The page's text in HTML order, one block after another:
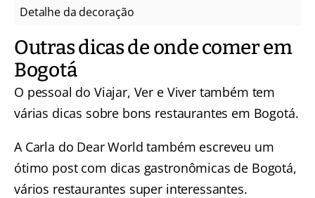
Detalhe da decoração
Outras dicas de onde comer em
Bogotá
O pessoal do Viajar, Ver e Viver também tem
várias dicas sobre bons restaurantes em Bogotá.
A Carla do Dear World também escreveu um
ótimo post com dicas gastronômicas de Bogotá,
vários restaurantes super interessantes.